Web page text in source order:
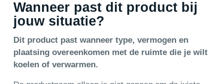
Wanneer past dit product bij
jouw situatie?
Dit product past wanneer type, vermogen en
plaatsing overeenkomen met de ruimte die je wilt
koelen of verwarmen.